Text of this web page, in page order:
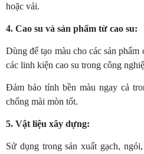
hoặc vải.
4. Cao su và sản phẩm từ cao su:
Dùng để tạo màu cho các sản
các linh kiện cao su trong công
Đảm bảo tính bền màu ngay cả
chống mài mòn tốt.
5. Vật liệu xây dựng:
Sử dụng trong sản xuất gạch,